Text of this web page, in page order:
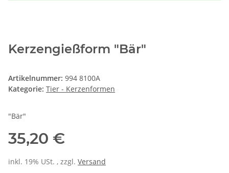
Kerzengießform "Bär"
Artikelnummer: 994 8100A
Kategorie: Tier - Kerzenformen
"Bär"
35,20 €
inkl. 19% USt. , zzgl. Versand